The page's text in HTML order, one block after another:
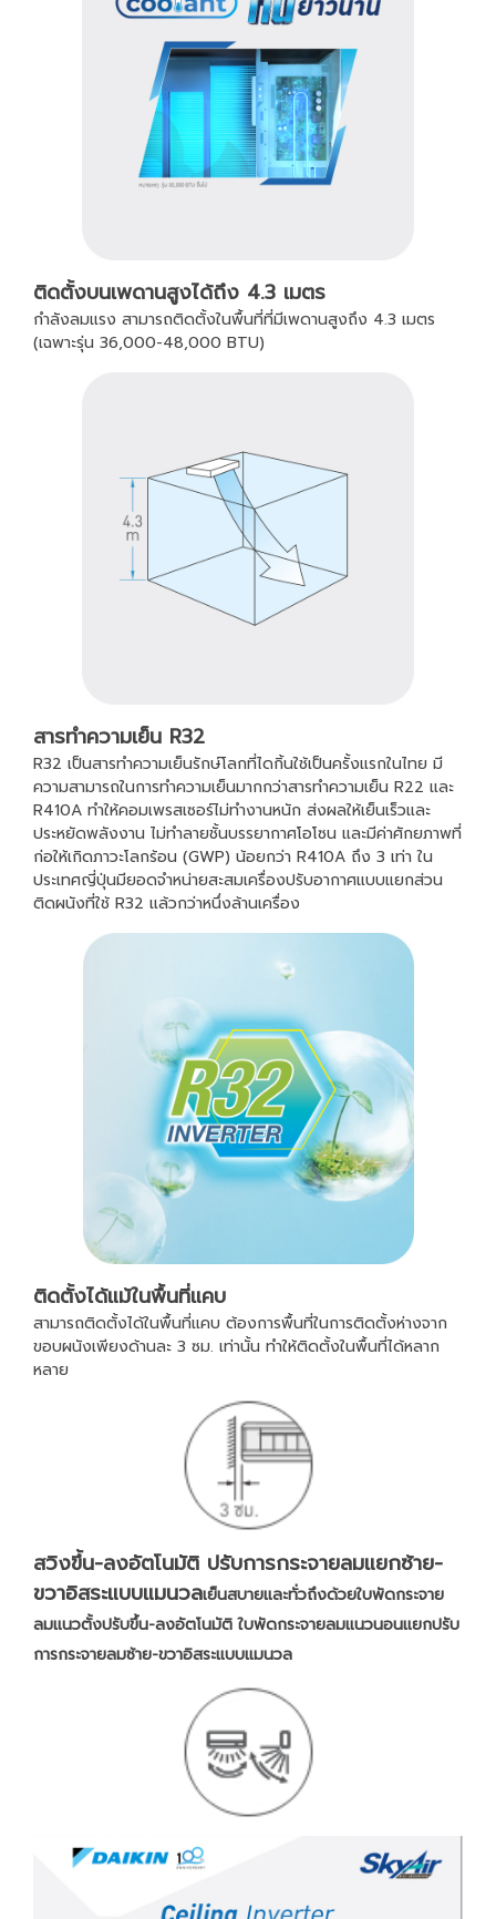
ติดตั้งบนเพดานสูงได้ถึง 4.3 เมตร
กำลังลมแรง สามารถติดตั้งในพื้นที่ที่มีเพดานสูงถึง 4.3 เมตร
(เฉพาะรุ่น 36,000-48,000 BTU)
สารทำความเย็น R32
R32 เป็นสารทำความเย็นรักษ์โลกที่ไดกิ้นใช้เป็นครั้งแรกในไทย มี
ความสามารถในการทำความเย็นมากกว่าสารทำความเย็น R22 และ
R410A ทำให้คอมเพรสเซอร์ไม่ทำงานหนัก ส่งผลให้เย็นเร็วและ
ประหยัดพลังงาน ไม่ทำลายชั้นบรรยากาศโอโซน และมีค่าศักยภาพที่
ก่อให้เกิดภาวะโลกร้อน (GWP) น้อยกว่า R410A ถึง 3 เท่า ใน
ประเทศญี่ปุ่นมียอดจำหน่ายสะสมเครื่องปรับอากาศแบบแยกส่วน
ติดผนังที่ใช้ R32 แล้วกว่าหนึ่งล้านเครื่อง
ติดตั้งได้แม้ในพื้นที่แคบ
สามารถติดตั้งได้ในพื้นที่แคบ ต้องการพื้นที่ในการติดตั้งห่างจาก
ขอบผนังเพียงด้านละ 3 ซม. เท่านั้น ทำให้ติดตั้งในพื้นที่ได้หลาก
หลาย
สวิงขึ้น-ลงอัตโนมัติ ปรับการกระจายลมแยกซ้าย-
ขวาอิสระแบบแมนวลเย็นสบายและทั่วถึงด้วยใบพัดกระจาย
ลมแนวตั้งปรับขึ้น-ลงอัตโนมัติ ใบพัดกระจายลมแนวนอนแยกปรับ
การกระจายลมซ้าย-ขวาอิสระแบบแมนวล